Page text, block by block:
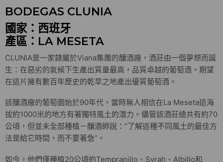
BODEGAS CLUNIA
國家：西班牙
產區：LA MESETA
CLUNIA是一家隸屬於Viana集團的釀酒廠，酒莊由一個夢想而誕
生：在惡劣的氣候下生產出質量最高，品質卓越的葡萄酒。期望
在這片擁有數百年歷史的乾旱之地產出優質葡萄酒。
該釀酒廠的葡萄園始於90年代，當時無人相信在La Meseta這海
拔約1000米的地方有著獨特風土的潛力。儘管該酒莊總共有約70
公頃，但並未全部種植－釀酒師說：“了解這種不同風土的最佳方
法是給它時間，而不要著急”。
如今，他們僅種植20公頃的Tempranillo、Syrah、Albillo和